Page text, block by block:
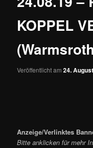
KOPPEL
Veröffentlicht am24.
Anzeige/Verlinktes
Bitte anklicken für mehr